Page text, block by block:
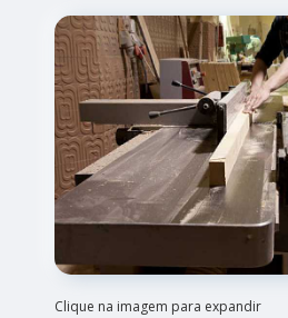
Clique na imagem para expandir